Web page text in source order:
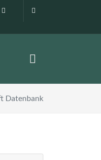
0160 99873408
Datenbank